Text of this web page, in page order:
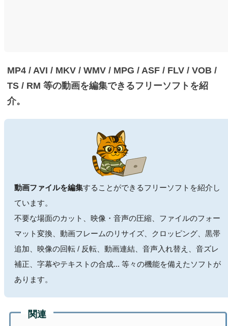
MP4 / AVI / MKV / WMV / MPG / ASF / FLV / VOB /
TS / RM 等の動画を編集できるフリーソフトを紹
介。
動画ファイルを編集することができるフリーソフトを紹介し
ています。
不要な場面のカット、映像・音声の圧縮、ファイルのフォー
マット変換、動画フレームのリサイズ、クロッピング、黒帯
追加、映像の回転 / 反転、動画連結、音声入れ替え、音ズレ
補正、字幕やテキストの合成... 等々の機能を備えたソフトが
あります。